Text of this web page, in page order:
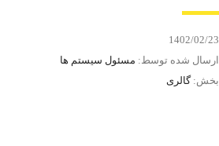
1402/02/23
ارسال شده توسط: مسئول سیستم ها
بخش:گالری